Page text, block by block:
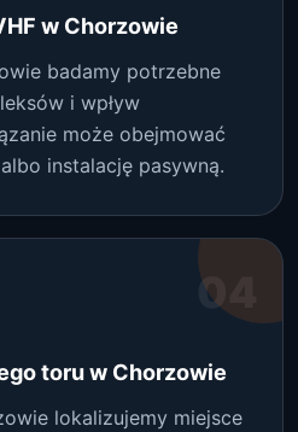
w Chorzowie
badamy potrzebne
i wpływ
może obejmować
instalację pasywną.
04
toru w Chorzowie
lokalizujemy miejsce